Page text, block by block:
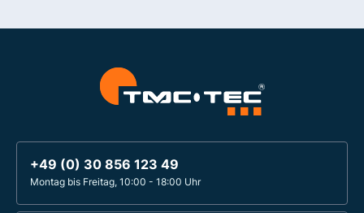
+49 (0) 30 856 123 49
Montag bis Freitag, 10:00 - 18:00 Uhr